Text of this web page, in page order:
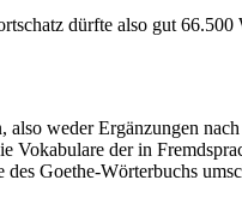
dürfte also gut 66.500
weder Ergänzungen
Vokabulare der in
Goethe-Wörterbuchs